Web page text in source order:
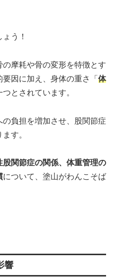
う！
摩耗や骨の変形を特徴とす
因に加え、身体の重さ「 体
とされています。
負担を増加させ、股関節症
す。
股関節症の関係、体重管理の
について、塗山がわんこそば
響